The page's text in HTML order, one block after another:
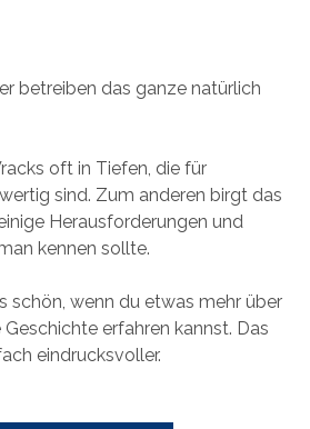
betreiben das ganze natürlich
oft in Tiefen, die für
sind. Zum anderen birgt das
Herausforderungen und
kennen sollte.
schön, wenn du etwas mehr über
erfahren kannst. Das
eindrucksvoller.